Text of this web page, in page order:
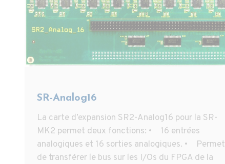
SR-Analog16
La carte d’expansion SR2-Analog16 pour la SR-
MK2 permet deux fonctions: • 16 entrées
analogiques et 16 sorties analogiques. • Permet
de transférer le bus sur les I/Os du FPGA de la